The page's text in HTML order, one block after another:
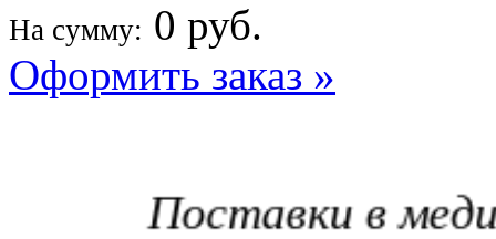
На сумму: 0 руб.
Оформить заказ »
Поставки в